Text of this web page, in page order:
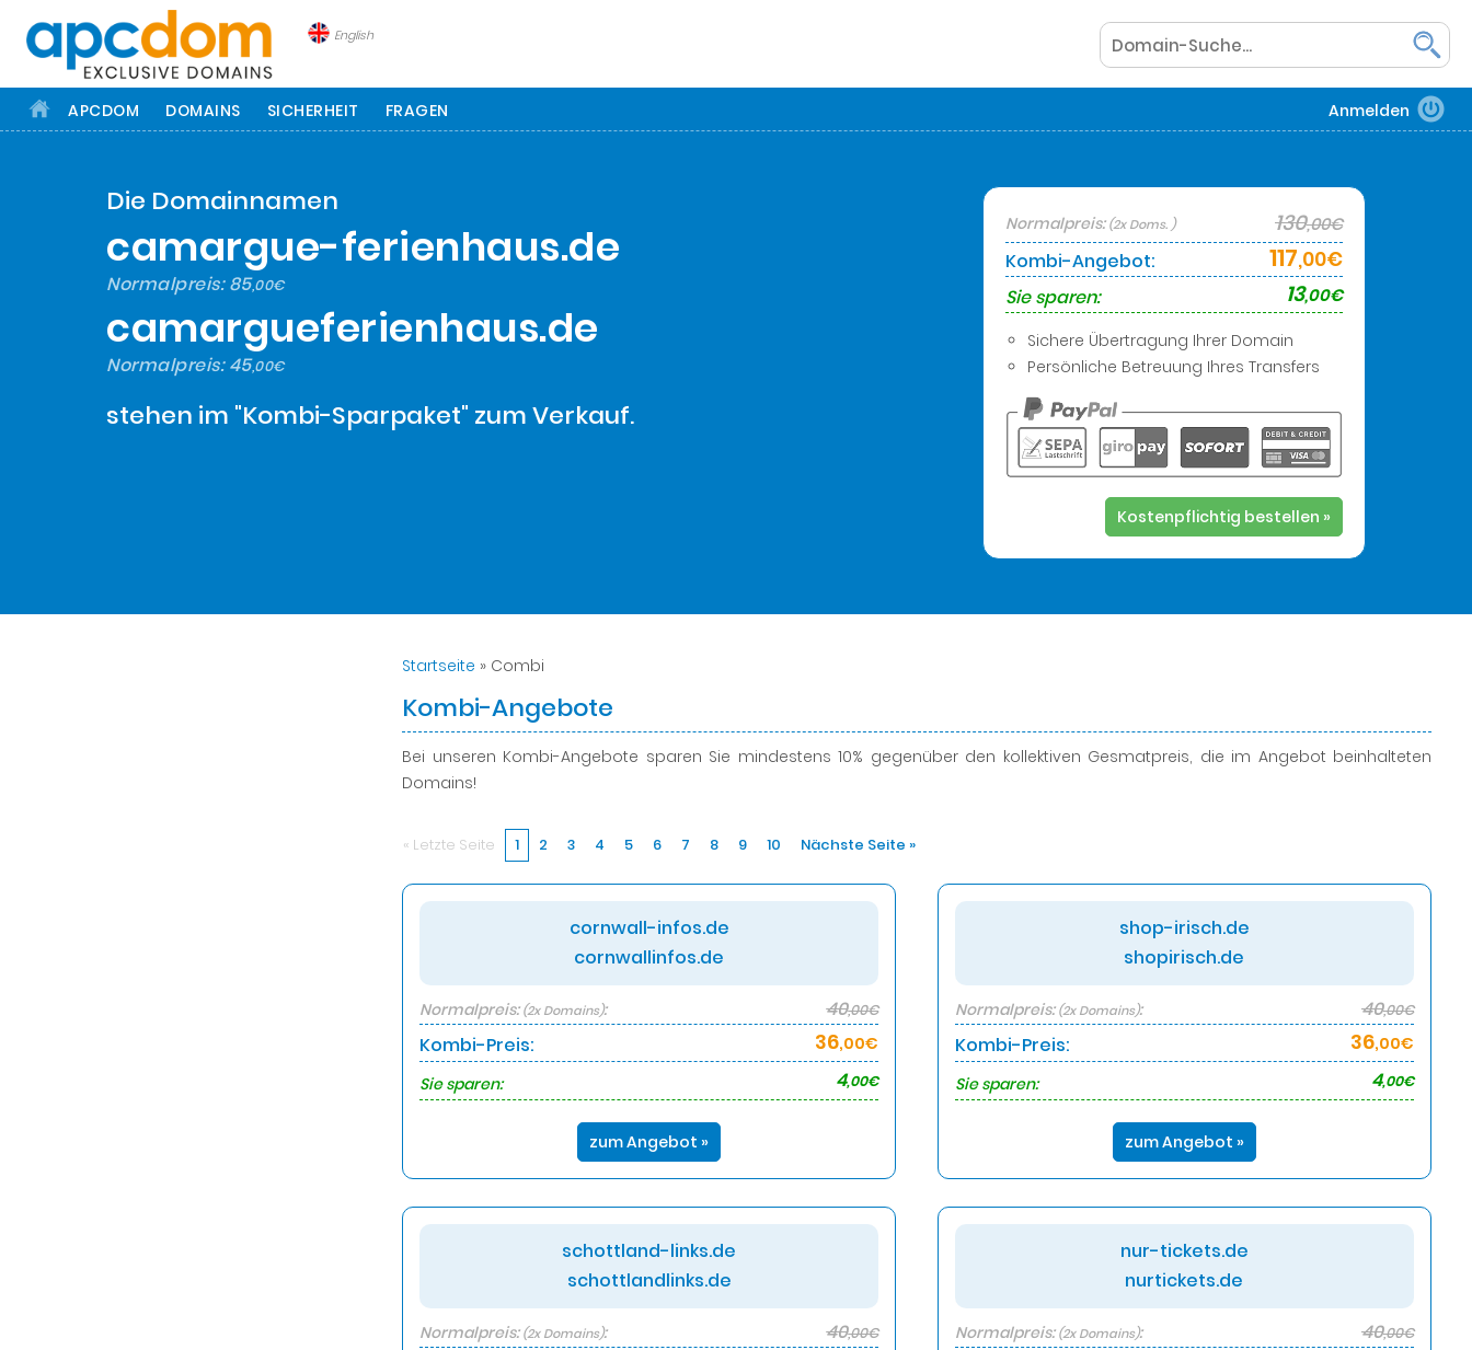
English
APCDOM DOMAINS SICHERHEIT FRAGEN Anmelden
Die Domainnamen
camargue-ferienhaus.de
Normalpreis:85,00€
camargueferienhaus.de
Normalpreis:45,00€
stehen im "Kombi-Sparpaket" zum Verkauf.
Normalpreis:(2x Doms. ) 130,00€
Kombi-Angebot: 117,00€
Sie sparen: 13,00€
Sichere Übertragung Ihrer Domain
Persönliche Betreuung Ihres Transfers
Kostenpflichtig bestellen »
Startseite » Combi
Kombi-Angebote
Bei unseren Kombi-Angebote sparen Sie mindestens 10% gegenüber den kollektiven Gesmatpreis, die im Angebot beinhalteten
Domains!
« Letzte Seite 1 2 3 4 5 6 7 8 9 10 Nächste Seite »
cornwall-infos.de
cornwallinfos.de
Normalpreis:(2x Domains): 40,00€
Kombi-Preis: 36,00€
Sie sparen:
4,00€
zum Angebot »
shop-irisch.de
shopirisch.de
Normalpreis:(2x Domains): 40,00€
Kombi-Preis: 36,00€
Sie sparen:
4,00€
zum Angebot »
schottland-links.de
schottlandlinks.de
Normalpreis:(2x Domains): 40,00€
nur-tickets.de
nurtickets.de
Normalpreis:(2x Domains): 40,00€